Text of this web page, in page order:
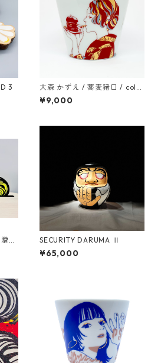
3
大森 かずえ / 蕎麦猪口 / color
2
¥9,000
り
SECURITY DARUMA Ⅱ
¥65,000